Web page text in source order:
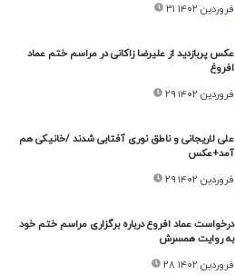
۳۱ فروردین ۱۴۰۲
عکس پربازدید از علیرضا زاکانی در مراسم ختم عماد
افروغ
۲۹ فروردین ۱۴۰۲
علی لاریجانی و ناطق نوری آفتابی شدند /خانیکی هم
آمد+عکس
۲۹ فروردین ۱۴۰۲
درخواست عماد افروع درباره برگزاری مراسم ختم خود
به روایت همسرش
۲۸ فروردین ۱۴۰۲